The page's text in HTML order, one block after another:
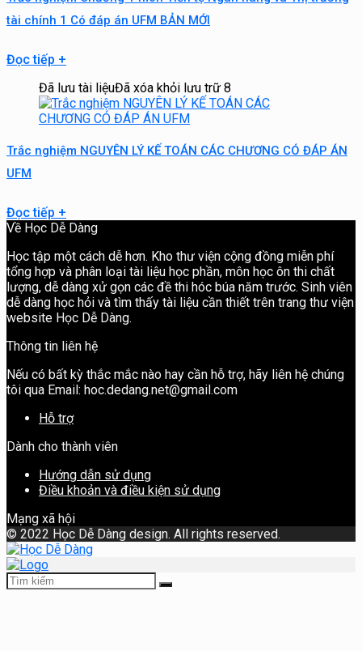
tài chính 1 Có đáp án UFM BẢN MỚI
Đọc tiếp +
Đã lưu tài liệuĐã xóa khỏi lưu trữ 8
Trắc nghiệm NGUYÊN LÝ KẾ TOÁN CÁC CHƯƠNG CÓ ĐÁP ÁN
UFM
Đọc tiếp +
Về Học Dễ Dàng
Học tập một cách dễ hơn. Kho thư viện cộng đồng miễn phí
tổng hợp và phân loại tài liệu học phần, môn học ôn thi chất
lượng, dễ dàng xử gọn các đề thi hóc búa năm trước. Sinh viên
dễ dàng học hỏi và tìm thấy tài liệu cần thiết trên trang thư viện
website Học Dễ Dàng.
Thông tin liên hệ
Nếu có bất kỳ thắc mắc nào hay cần hỗ trợ, hãy liên hệ chúng
tôi qua Email: hoc.dedang.net@gmail.com
Hỗ trợ
Dành cho thành viên
Hướng dẫn sử dụng
Điều khoản và điều kiện sử dụng
Mạng xã hội
© 2022 Học Dễ Dàng design. All rights reserved.